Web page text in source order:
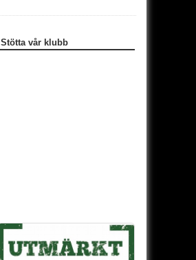
Stötta vår klubb